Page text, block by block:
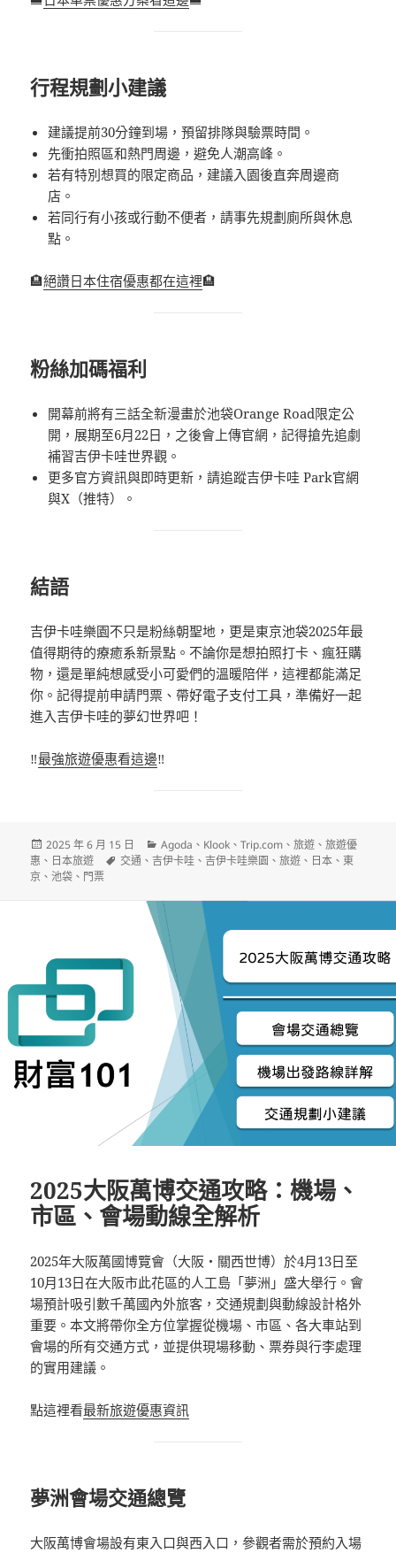
行程規劃小建議
建議提前30分鐘到場，預留排隊與驗票時間。
先衝拍照區和熱門周邊，避免人潮高峰。
若有特別想買的限定商品，建議入園後直奔周邊商
店。
若同行有小孩或行動不便者，請事先規劃廁所與休息
點。
🏨絕讚日本住宿優惠都在這裡🏨
粉絲加碼福利
開幕前將有三話全新漫畫於池袋Orange Road限定公
開，展期至6月22日，之後會上傳官網，記得搶先追劇
補習吉伊卡哇世界觀。
更多官方資訊與即時更新，請追蹤吉伊卡哇 Park官網
與X（推特）。
結語
吉伊卡哇樂園不只是粉絲朝聖地，更是東京池袋2025年最
值得期待的療癒系新景點。不論你是想拍照打卡、瘋狂購
物，還是單純想感受小可愛們的溫暖陪伴，這裡都能滿足
你。記得提前申請門票、帶好電子支付工具，準備好一起
進入吉伊卡哇的夢幻世界吧！
‼️最強旅遊優惠看這邊‼️
發
佈
日
2025 年 6 月 15 日
分
類
Agoda 、 Klook 、Trip.com 、旅遊 、旅遊優
惠 、 日本旅遊
標
交通 、吉伊卡哇 、吉伊卡哇樂園 、旅遊 、 日本 、東
京 、池袋 、 門票
2025大阪萬博交通攻略：機場、
市區、會場動線全解析
2025年大阪萬國博覽會（大阪・關西世博）於4月13日至
10月13日在大阪市此花區的人工島「夢洲」盛大舉行。會
場預計吸引數千萬國內外旅客，交通規劃與動線設計格外
重要。本文將帶你全方位掌握從機場、市區、各大車站到
會場的所有交通方式，並提供現場移動、票券與行李處理
的實用建議。
點這裡看最新旅遊優惠資訊
夢洲會場交通總覽
大阪萬博會場設有東入口與西入口，參觀者需於預約入場